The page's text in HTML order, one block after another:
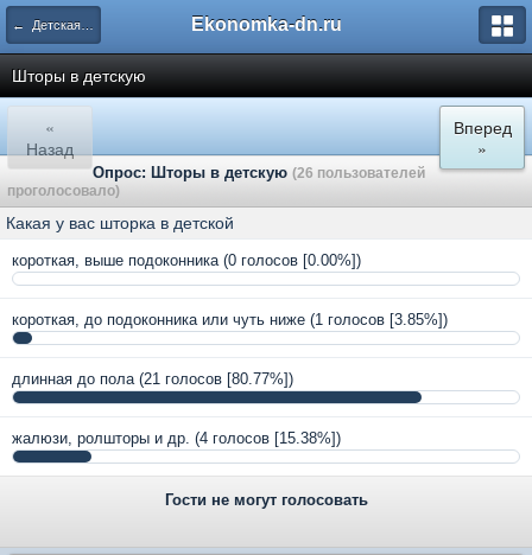
← Детская комната: дизайн и обустройство Ekonomka-dn.ru
Шторы в детскую
«
Назад
Вперед
»
Опрос: Шторы в детскую (26 пользователей
проголосовало)
Какая у вас шторка в детской
короткая, выше подоконника (0 голосов [0.00%])
короткая, до подоконника или чуть ниже (1 голосов [3.85%])
длинная до пола (21 голосов [80.77%])
жалюзи, ролшторы и др. (4 голосов [15.38%])
Гости не могут голосовать